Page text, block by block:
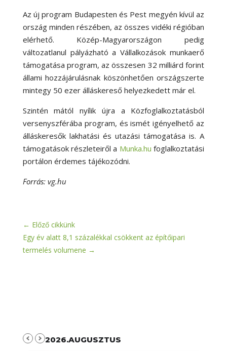
Az új program Budapesten és Pest megyén kívül az
ország minden részében, az összes vidéki régióban
elérhető. Közép-Magyarországon pedig
változatlanul pályázható a Vállalkozások munkaerő
támogatása program, az összesen 32 milliárd forint
állami hozzájárulásnak köszönhetően országszerte
mintegy 50 ezer álláskereső helyezkedett már el.
Szintén mától nyílik újra a Közfoglalkoztatásból
versenyszférába program, és ismét igényelhető az
álláskeresők lakhatási és utazási támogatása is. A
támogatások részleteiről a Munka.hu foglalkoztatási
portálon érdemes tájékozódni.
Forrás: vg.hu
← Előző cikkünk
Egy év alatt 8,1 százalékkal csökkent az építőipari
termelés volumene →
2026.AUGUSZTUS